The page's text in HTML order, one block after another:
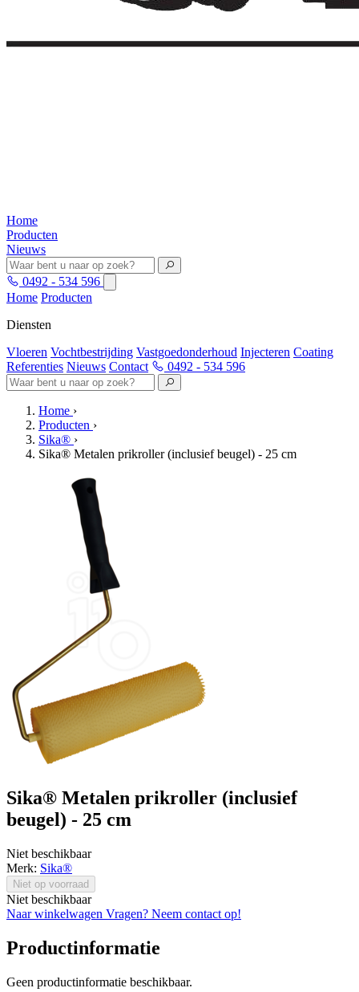
Home
Producten
Nieuws
0492 - 534 596
Home Producten
Diensten
Vloeren Vochtbestrijding Vastgoedonderhoud Injecteren Coating
Referenties Nieuws Contact 0492 - 534 596
Home ›
Producten ›
Sika® ›
Sika® Metalen prikroller (inclusief beugel) - 25 cm
Sika® Metalen prikroller (inclusief
beugel) - 25 cm
Niet beschikbaar
Merk: Sika®
Niet op voorraad
Niet beschikbaar
Naar winkelwagen Vragen? Neem contact op!
Productinformatie
Geen productinformatie beschikbaar.